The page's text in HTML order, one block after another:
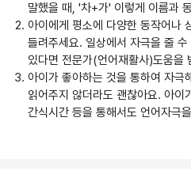
말했을 때, '차+가' 이렇게 이름과
아이에게 평소에 다양한 동작어나
들려주세요. 일상에서 자극을 줄
있다면 전문가(언어재활사)도움을
아이가 좋아하는 것을 통하여 자극
읽어주지 않더라도 괜찮아요. 아이
간식시간 등을 통해서도 언어자극